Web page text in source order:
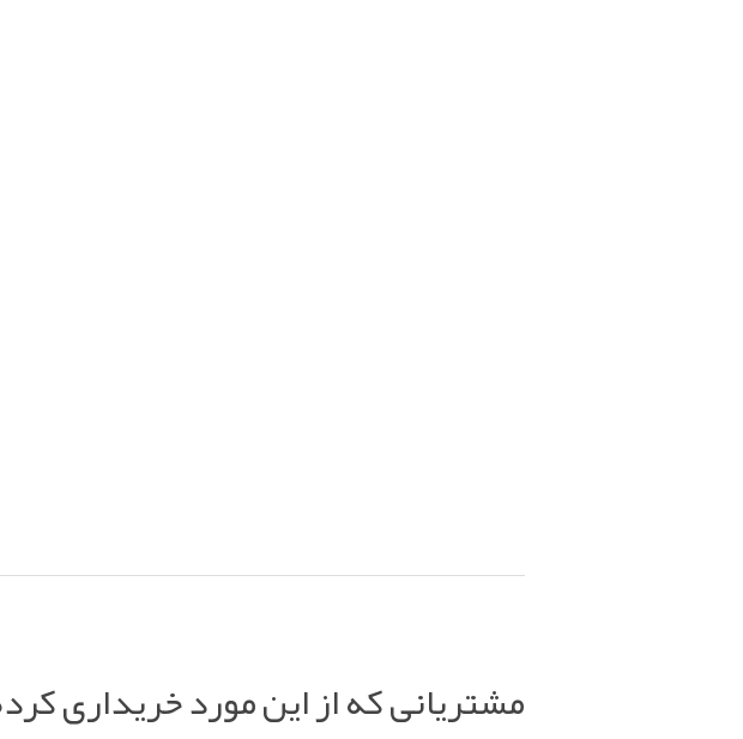
مشتریانی که از این مورد خریداری